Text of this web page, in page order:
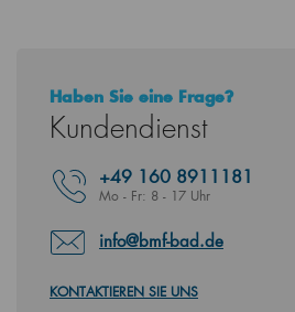
Haben Sie eine Frage?
Kundendienst
+49 160 8911181
Mo - Fr: 8 - 17 Uhr
info@bmf-bad.de
KONTAKTIEREN SIE UNS